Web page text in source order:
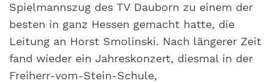
Spielmannszug des TV Dauborn zu einem der
besten in ganz Hessen gemacht hatte, die
Leitung an Horst Smolinski. Nach längerer Zeit
fand wieder ein Jahreskonzert, diesmal in der
Freiherr-vom-Stein-Schule,